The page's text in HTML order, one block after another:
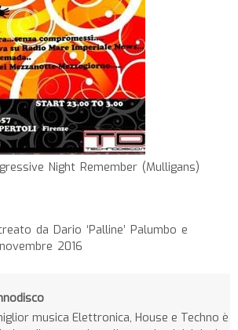
Night Remember (Mulligans)
da Dario ‘Palline’ Palumbo e
2016
musica Elettronica, House e Techno è